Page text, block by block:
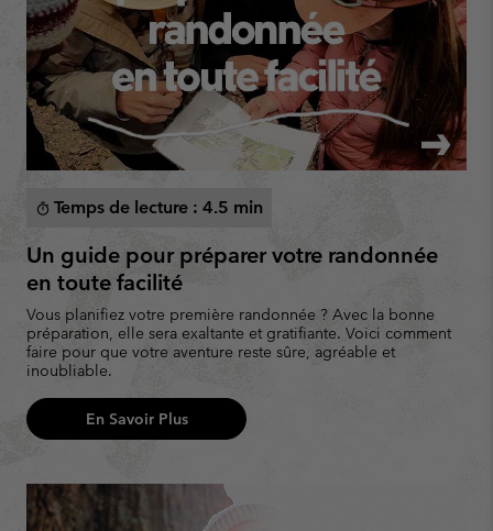
timer Temps de lecture : 4.5 min
Un guide pour préparer votre randonnée
en toute facilité
Vous planifiez votre première randonnée ? Avec la bonne
préparation, elle sera exaltante et gratifiante. Voici comment
faire pour que votre aventure reste sûre, agréable et
inoubliable.
En Savoir Plus